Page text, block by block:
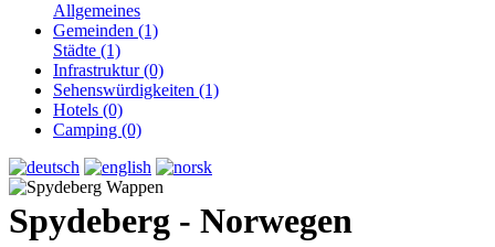
Allgemeines
Gemeinden (1)
Städte (1)
Infrastruktur (0)
Sehenswürdigkeiten (1)
Hotels (0)
Camping (0)
Spydeberg - Norwegen